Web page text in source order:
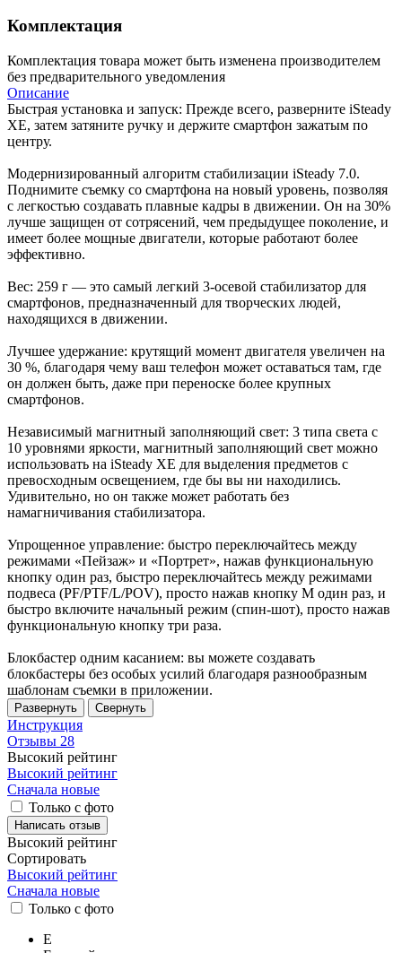
Комплектация
Комплектация товара может быть изменена производителем
без предварительного уведомления
Описание
Быстрая установка и запуск: Прежде всего, разверните iSteady
XE, затем затяните ручку и держите смартфон зажатым по
центру.
Модернизированный алгоритм стабилизации iSteady 7.0.
Поднимите съемку со смартфона на новый уровень, позволяя
с легкостью создавать плавные кадры в движении. Он на 30%
лучше защищен от сотрясений, чем предыдущее поколение, и
имеет более мощные двигатели, которые работают более
эффективно.
Вес: 259 г — это самый легкий 3-осевой стабилизатор для
смартфонов, предназначенный для творческих людей,
находящихся в движении.
Лучшее удержание: крутящий момент двигателя увеличен на
30 %, благодаря чему ваш телефон может оставаться там, где
он должен быть, даже при переноске более крупных
смартфонов.
Независимый магнитный заполняющий свет: 3 типа света с
10 уровнями яркости, магнитный заполняющий свет можно
использовать на iSteady XE для выделения предметов с
превосходным освещением, где бы вы ни находились.
Удивительно, но он также может работать без
намагничивания стабилизатора.
Упрощенное управление: быстро переключайтесь между
режимами «Пейзаж» и «Портрет», нажав функциональную
кнопку один раз, быстро переключайтесь между режимами
подвеса (PF/PTF/L/POV), просто нажав кнопку M один раз, и
быстро включите начальный режим (спин-шот), просто нажав
функциональную кнопку три раза.
Блокбастер одним касанием: вы можете создавать
блокбастеры без особых усилий благодаря разнообразным
шаблонам съемки в приложении.
Развернуть Свернуть
Инструкция
Отзывы 28
Высокий рейтинг
Высокий рейтинг
Сначала новые
Только с фото
Написать отзыв
Высокий рейтинг
Сортировать
Высокий рейтинг
Сначала новые
Только с фото
Е